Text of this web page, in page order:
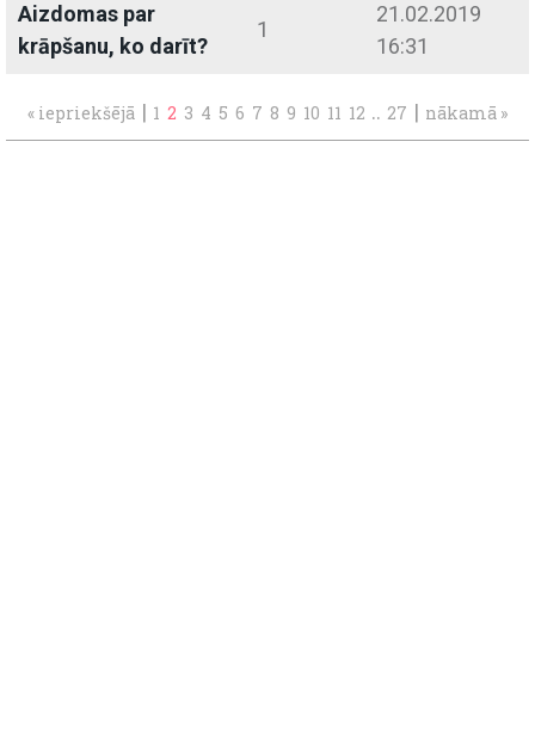
Aizdomas par
krāpšanu, ko darīt?
1
21.02.2019
16:31
« iepriekšējā | 1 2 3 4 5 6 7 8 9 10 11 12 .. 27 | nākamā »